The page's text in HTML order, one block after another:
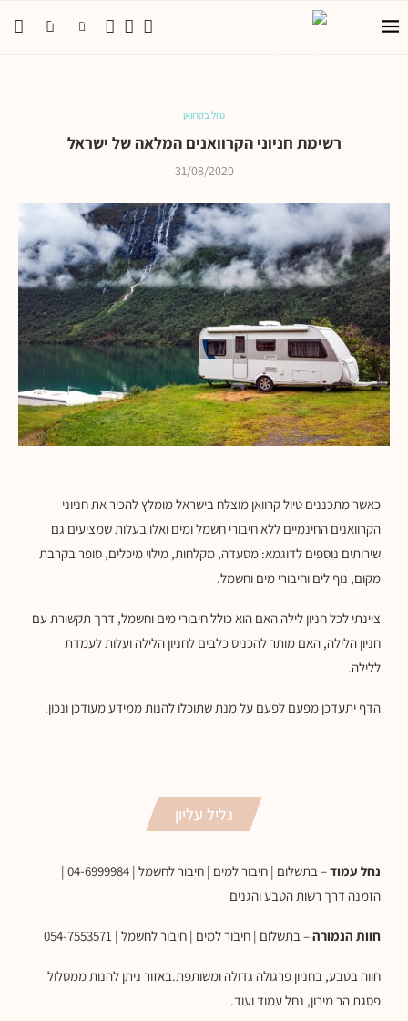
טיול בקרוואן
רשימת חניוני הקרוואנים המלאה של ישראל
31/08/2020
כאשר מתכננים טיול קרוואן מוצלח בישראל מומלץ להכיר את חניוני
הקרוואנים החינמיים ללא חיבורי חשמל ומים ואלו בעלות שמציעים גם
שירותים נוספים לדוגמא: מסעדה, מקלחות, מילוי מיכלים, סופר בקרבת
מקום, נוף לים וחיבורי מים וחשמל.
ציינתי לכל חניון לילה האם הוא כולל חיבורי מים וחשמל, דרך תקשורת עם
חניון הלילה, האם מותר להכניס כלבים לחניון הלילה ועלות לעמדת
ללילה.
הדף יתעדכן מפעם לפעם על מנת שתוכלו להנות ממידע מעודכן ונכון.
גליל עליון
נחל עמוד
– בתשלום | חיבור למים | חיבור לחשמל | 04-6999984 |
הזמנה דרך רשות הטבע והגנים
חוות הנמורה– בתשלום | חיבור למים | חיבור לחשמל | 054-7553571
חווה בטבע, בחניון פרגולה גדולה ומשותפת.באזור ניתן להנות ממסלול
פסגת הר מירון, נחל עמוד ועוד.